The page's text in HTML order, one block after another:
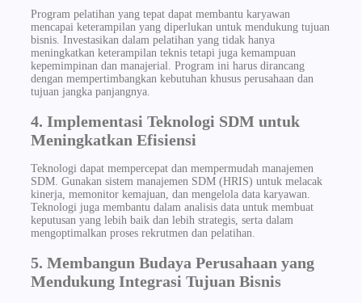
Program pelatihan yang tepat dapat membantu karyawan
mencapai keterampilan yang diperlukan untuk mendukung tujuan
bisnis. Investasikan dalam pelatihan yang tidak hanya
meningkatkan keterampilan teknis tetapi juga kemampuan
kepemimpinan dan manajerial. Program ini harus dirancang
dengan mempertimbangkan kebutuhan khusus perusahaan dan
tujuan jangka panjangnya.
4. Implementasi Teknologi SDM untuk
Meningkatkan Efisiensi
Teknologi dapat mempercepat dan mempermudah manajemen
SDM. Gunakan sistem manajemen SDM (HRIS) untuk melacak
kinerja, memonitor kemajuan, dan mengelola data karyawan.
Teknologi juga membantu dalam analisis data untuk membuat
keputusan yang lebih baik dan lebih strategis, serta dalam
mengoptimalkan proses rekrutmen dan pelatihan.
5. Membangun Budaya Perusahaan yang
Mendukung Integrasi Tujuan Bisnis